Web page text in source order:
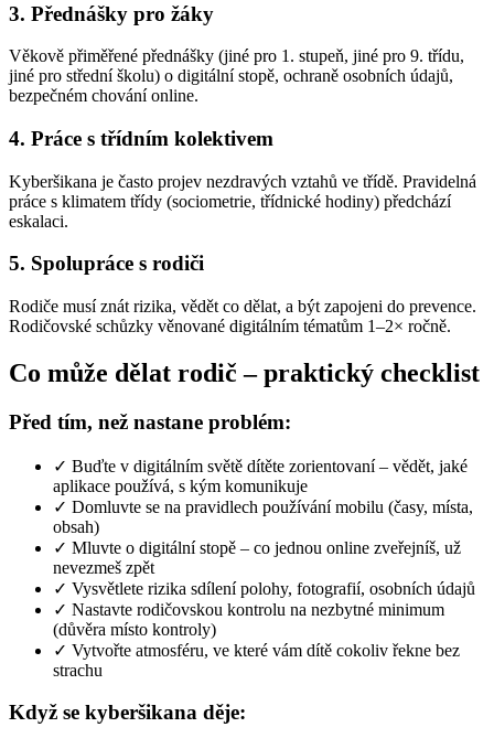
3. Přednášky pro žáky
Věkově přiměřené přednášky (jiné pro 1. stupeň, jiné pro 9. třídu,
jiné pro střední školu) o digitální stopě, ochraně osobních údajů,
bezpečném chování online.
4. Práce s třídním kolektivem
Kyberšikana je často projev nezdravých vztahů ve třídě. Pravidelná
práce s klimatem třídy (sociometrie, třídnické hodiny) předchází
eskalaci.
5. Spolupráce s rodiči
Rodiče musí znát rizika, vědět co dělat, a být zapojeni do prevence.
Rodičovské schůzky věnované digitálním tématům 1–2× ročně.
Co může dělat rodič – praktický checklist
Před tím, než nastane problém:
✓ Buďte v digitálním světě dítěte zorientovaní – vědět, jaké
aplikace používá, s kým komunikuje
✓ Domluvte se na pravidlech používání mobilu (časy, místa,
obsah)
✓ Mluvte o digitální stopě – co jednou online zveřejníš, už
nevezmeš zpět
✓ Vysvětlete rizika sdílení polohy, fotografií, osobních údajů
✓ Nastavte rodičovskou kontrolu na nezbytné minimum
(důvěra místo kontroly)
✓ Vytvořte atmosféru, ve které vám dítě cokoliv řekne bez
strachu
Když se kyberšikana děje: